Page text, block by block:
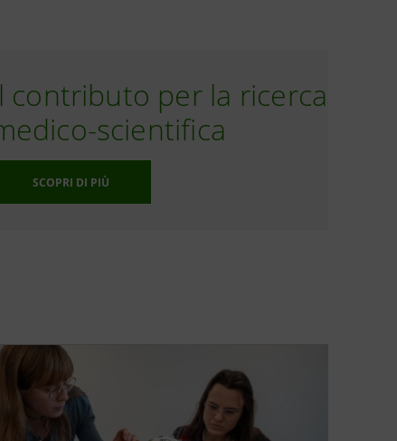
contributo per la ricerca
scientifica
SCOPRI DI PIÙ